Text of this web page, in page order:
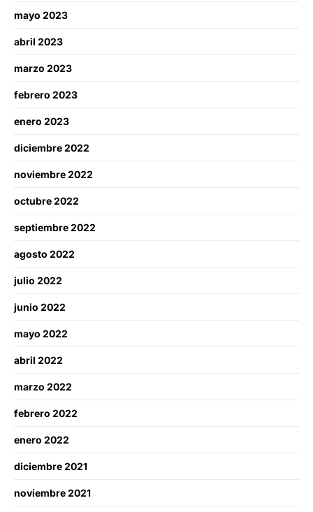
mayo 2023
abril 2023
marzo 2023
febrero 2023
enero 2023
diciembre 2022
noviembre 2022
octubre 2022
septiembre 2022
agosto 2022
julio 2022
junio 2022
mayo 2022
abril 2022
marzo 2022
febrero 2022
enero 2022
diciembre 2021
noviembre 2021